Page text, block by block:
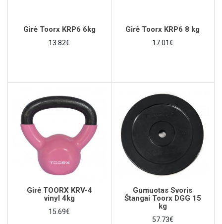
Girė Toorx KRP6 6kg
13.82€
Girė Toorx KRP6 8 kg
17.01€
Girė TOORX KRV-4
vinyl 4kg
15.69€
Gumuotas Svoris
Štangai Toorx DGG 15
kg
57.73€